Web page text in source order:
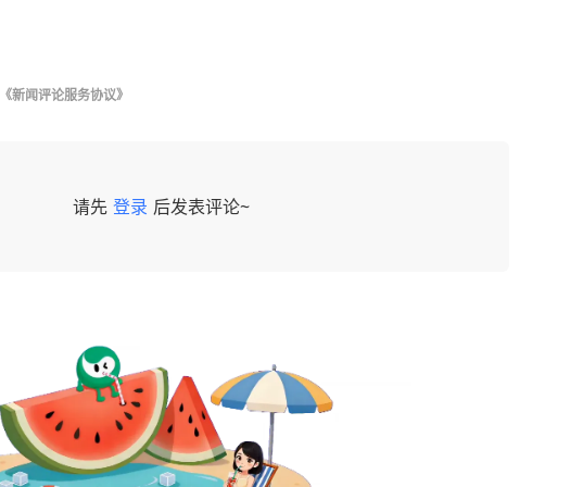
《新闻评论服务协议》
请先 登录 后发表评论~